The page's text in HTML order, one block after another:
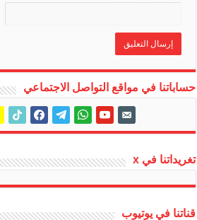
حساباتنا في مواقع التواصل الاجتماعي
email-
alt
youtube
whatsapp
telegram
facebook
tiktok
تغريداتنا في x
قناتنا في يوتيوب